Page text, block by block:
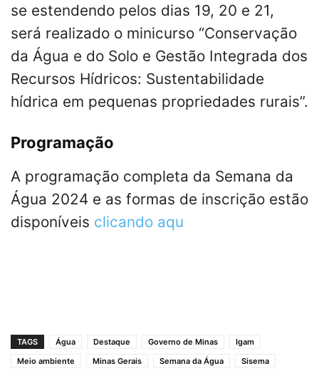
se estendendo pelos dias 19, 20 e 21,
será realizado o minicurso “Conservação
da Água e do Solo e Gestão Integrada dos
Recursos Hídricos: Sustentabilidade
hídrica em pequenas propriedades rurais”.
Programação
A programação completa da Semana da
Água 2024 e as formas de inscrição estão
disponíveis clicando aqu
TAGS Água Destaque Governo de Minas
Igam
Meio ambiente
Minas Gerais Semana da Água Sisema